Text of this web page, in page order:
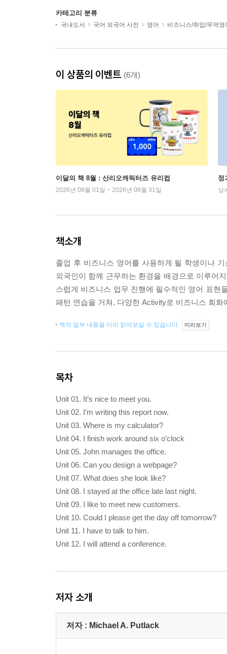
카테고리 분류
국내도서 국어 외국어 사전 영어 비즈니스/취업/무역영
이 상품의 이벤트 (6개)
이달의 책 8월 : 산리오캐릭터즈 유리컵
2026년 08월 01일 ~ 2026년 08월 31일
정
상
책소개
졸업 후 비즈니스 영어를 사용하게 될 학생이나
외국인이 함께 근무하는 환경을 배경으로 이루어
스럽게 비즈니스 업무 진행에 필수적인 영어 표현
패턴 연습을 거쳐, 다양한 Activity로 비즈니스 회화
책의 일부 내용을 미리 읽어보실 수 있습니다. 미리보기
목차
Unit 01. It’s nice to meet you.
Unit 02. I’m writing this report now.
Unit 03. Where is my calculator?
Unit 04. I finish work around six o’clock
Unit 05. John manages the office.
Unit 06. Can you design a webpage?
Unit 07. What does she look like?
Unit 08. I stayed at the office late last night.
Unit 09. I like to meet new customers.
Unit 10. Could I please get the day off tomorrow?
Unit 11. I have to talk to him.
Unit 12. I will attend a conference.
저자 소개
저자 : Michael A. Putlack